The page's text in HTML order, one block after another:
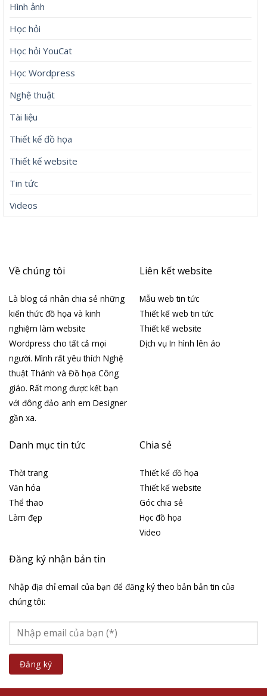
Hình ảnh
Học hỏi
Học hỏi YouCat
Học Wordpress
Nghệ thuật
Tài liệu
Thiết kế đồ họa
Thiết kế website
Tin tức
Videos
Về chúng tôi
Là blog cá nhân chia sẻ những
kiến thức đồ họa và kinh
nghiệm làm website
Wordpress cho tất cả mọi
người. Mình rất yêu thích Nghệ
thuật Thánh và Đồ họa Công
giáo. Rất mong được kết bạn
với đông đảo anh em Designer
gần xa.
Liên kết website
Mẫu web tin tức
Thiết kế web tin tức
Thiết kế website
Dịch vụ In hình lên áo
Danh mục tin tức
Thời trang
Văn hóa
Thể thao
Làm đẹp
Chia sẻ
Thiết kế đồ họa
Thiết kế website
Góc chia sẻ
Học đồ họa
Video
Đăng ký nhận bản tin
Nhập địa chỉ email của bạn để đăng ký theo bản bản tin của
chúng tôi: